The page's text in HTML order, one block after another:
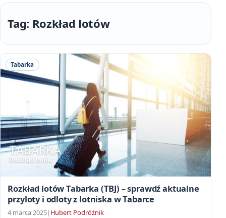
Tag: Rozkład lotów
Tabarka
Rozkład lotów Tabarka (TBJ) – sprawdź aktualne
przyloty i odloty z lotniska w Tabarce
4 marca 2025| Hubert Podróżnik